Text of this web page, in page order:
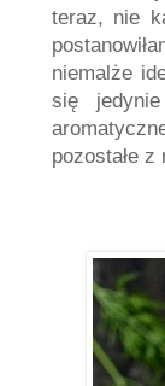
teraz, nie
niemalże
się
pozostałe